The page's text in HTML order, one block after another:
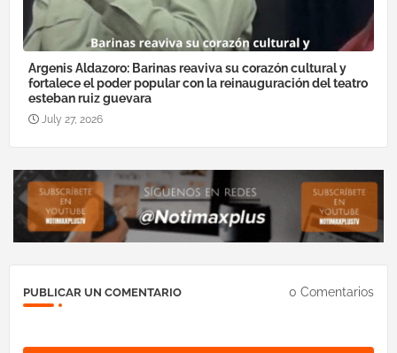
Argenis Aldazoro: Barinas reaviva su corazón cultural y
fortalece el poder popular con la reinauguración del teatro
esteban ruiz guevara
July 27, 2026
PUBLICAR UN COMENTARIO 0 Comentarios